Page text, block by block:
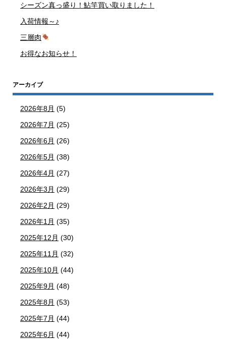
シーズン真っ盛り！鮎竿買い取りました！
入荷情報～♪
三層肉
お得なお知らせ！
アーカイブ
2026年8月 (5)
2026年7月 (25)
2026年6月 (26)
2026年5月 (38)
2026年4月 (27)
2026年3月 (29)
2026年2月 (29)
2026年1月 (35)
2025年12月 (30)
2025年11月 (32)
2025年10月 (44)
2025年9月 (48)
2025年8月 (53)
2025年7月 (44)
2025年6月 (44)